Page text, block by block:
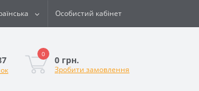
Особистий кабінет
0
0 грн.
Зробити замовлення